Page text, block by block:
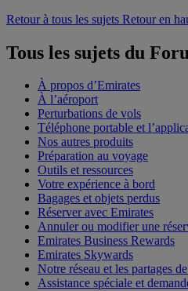
Retour à tous les sujets Retour en
Tous les sujets du
À propos d’Emirates
À l’aéroport
Perturbations de vols
Téléphone portable et
Nos autres produits
Préparation au voyage
Outils et ressources
Votre expérience à bord
Bagages et objets perdus
Réserver avec Emirates
Annuler ou modifier une
Emirates Business Rewards
Emirates Skywards
Notre réseau et les partages
Assistance spéciale et